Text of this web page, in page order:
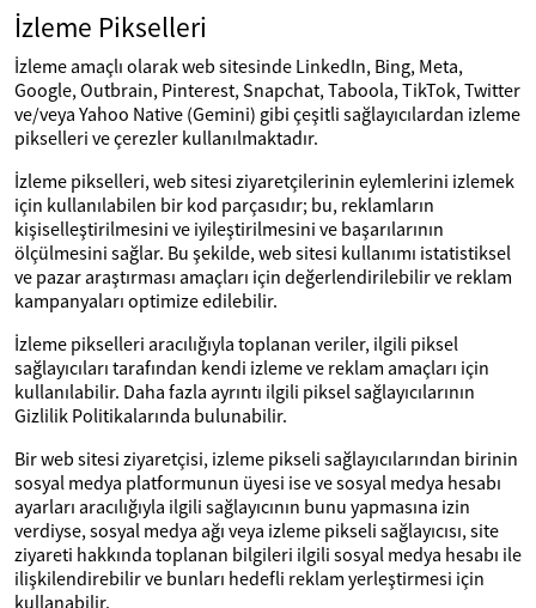
İzleme Pikselleri
İzleme amaçlı olarak web sitesinde LinkedIn, Bing, Meta,
Google, Outbrain, Pinterest, Snapchat, Taboola, TikTok, Twitter
ve/veya Yahoo Native (Gemini) gibi çeşitli sağlayıcılardan izleme
pikselleri ve çerezler kullanılmaktadır.
İzleme pikselleri, web sitesi ziyaretçilerinin eylemlerini izlemek
için kullanılabilen bir kod parçasıdır; bu, reklamların
kişiselleştirilmesini ve iyileştirilmesini ve başarılarının
ölçülmesini sağlar. Bu şekilde, web sitesi kullanımı istatistiksel
ve pazar araştırması amaçları için değerlendirilebilir ve reklam
kampanyaları optimize edilebilir.
İzleme pikselleri aracılığıyla toplanan veriler, ilgili piksel
sağlayıcıları tarafından kendi izleme ve reklam amaçları için
kullanılabilir. Daha fazla ayrıntı ilgili piksel sağlayıcılarının
Gizlilik Politikalarında bulunabilir.
Bir web sitesi ziyaretçisi, izleme pikseli sağlayıcılarından birinin
sosyal medya platformunun üyesi ise ve sosyal medya hesabı
ayarları aracılığıyla ilgili sağlayıcının bunu yapmasına izin
verdiyse, sosyal medya ağı veya izleme pikseli sağlayıcısı, site
ziyareti hakkında toplanan bilgileri ilgili sosyal medya hesabı ile
ilişkilendirebilir ve bunları hedefli reklam yerleştirmesi için
kullanabilir.